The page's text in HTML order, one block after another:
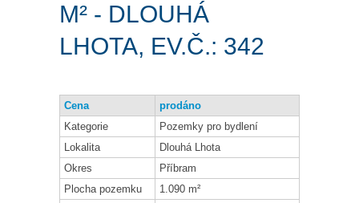
M² - DLOUHÁ
LHOTA, EV.Č.: 342
Cena
prodáno
Kategorie
Pozemky pro bydlení
Lokalita
Dlouhá Lhota
Okres
Příbram
Plocha pozemku
1.090 m²